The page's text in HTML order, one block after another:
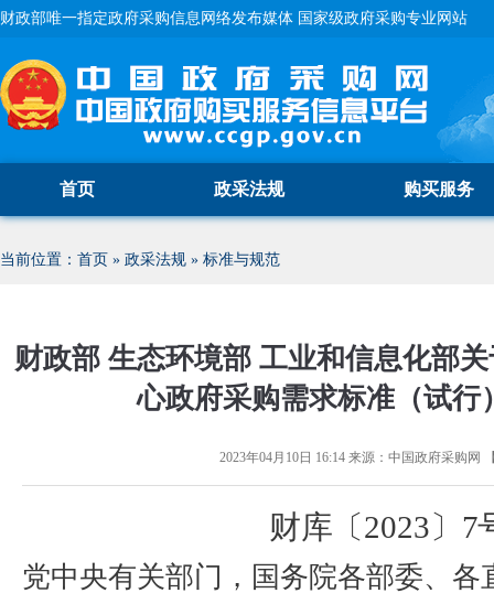
财政部唯一指定政府采购信息网络发布媒体 国家级政府采购专业网站
首页 政采法规 购买服务
当前位置： 首页 » 政采法规 » 标准与规范
财政部 生态环境部 工业和信息化部
心政府采购需求标准（试行
2023年04月10日 16:14来源： 中国政府采购网
财库〔2023〕 7
党中央有关部门，国务院各部委、各